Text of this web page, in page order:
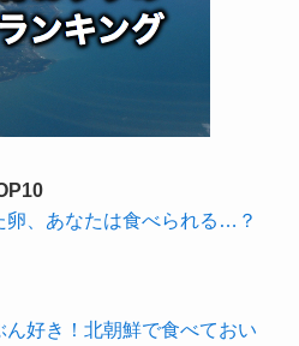
卵、あなたは食べられる…？
ん好き！北朝鮮で食べておい